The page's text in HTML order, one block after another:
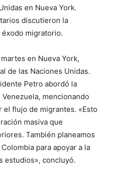
en Nueva York.
discutieron la
migratorio.
en Nueva York,
de las Naciones Unidas.
Petro abordó la
mencionando
flujo de migrantes. «Esto
masiva que
También planeamos
para apoyar a la
estudios», concluyó.